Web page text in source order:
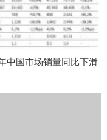
中国市场销量同比下滑